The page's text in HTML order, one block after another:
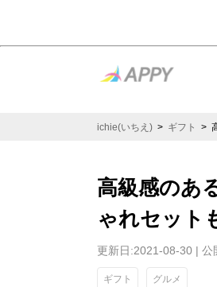
ichie(いちえ) > ギフト >
高級感のあ
ゃれセット
更新日:2021-08-30 | 公
ギフト グルメ